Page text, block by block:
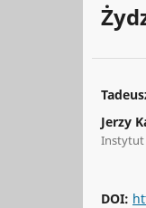
Jerzy
Instytut
DOI: